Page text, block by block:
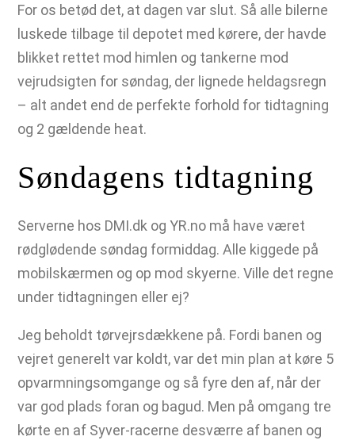
For os betød det, at dagen var slut. Så alle bilerne
luskede tilbage til depotet med kørere, der havde
blikket rettet mod himlen og tankerne mod
vejrudsigten for søndag, der lignede heldagsregn
– alt andet end de perfekte forhold for tidtagning
og 2 gældende heat.
Søndagens tidtagning
Serverne hos DMI.dk og YR.no må have været
rødglødende søndag formiddag. Alle kiggede på
mobilskærmen og op mod skyerne. Ville det regne
under tidtagningen eller ej?
Jeg beholdt tørvejrsdækkene på. Fordi banen og
vejret generelt var koldt, var det min plan at køre 5
opvarmningsomgange og så fyre den af, når der
var god plads foran og bagud. Men på omgang tre
kørte en af Syver-racerne desværre af banen og